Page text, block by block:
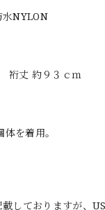
水NYLON
裄丈 約９３ｃｍ
を着用。
しておりますが、